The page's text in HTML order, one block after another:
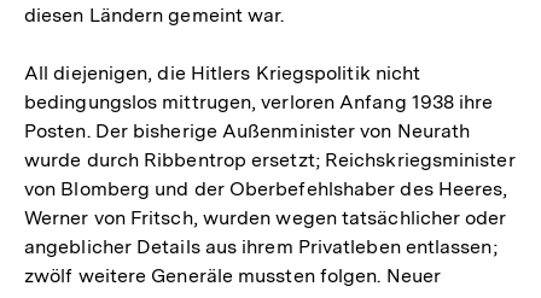
diesen Ländern gemeint war.
All diejenigen, die Hitlers Kriegspolitik nicht
bedingungslos mittrugen, verloren Anfang 1938 ihre
Posten. Der bisherige Außenminister von Neurath
wurde durch Ribbentrop ersetzt; Reichskriegsminister
von Blomberg und der Oberbefehlshaber des Heeres,
Werner von Fritsch, wurden wegen tatsächlicher oder
angeblicher Details aus ihrem Privatleben entlassen;
zwölf weitere Generäle mussten folgen. Neuer